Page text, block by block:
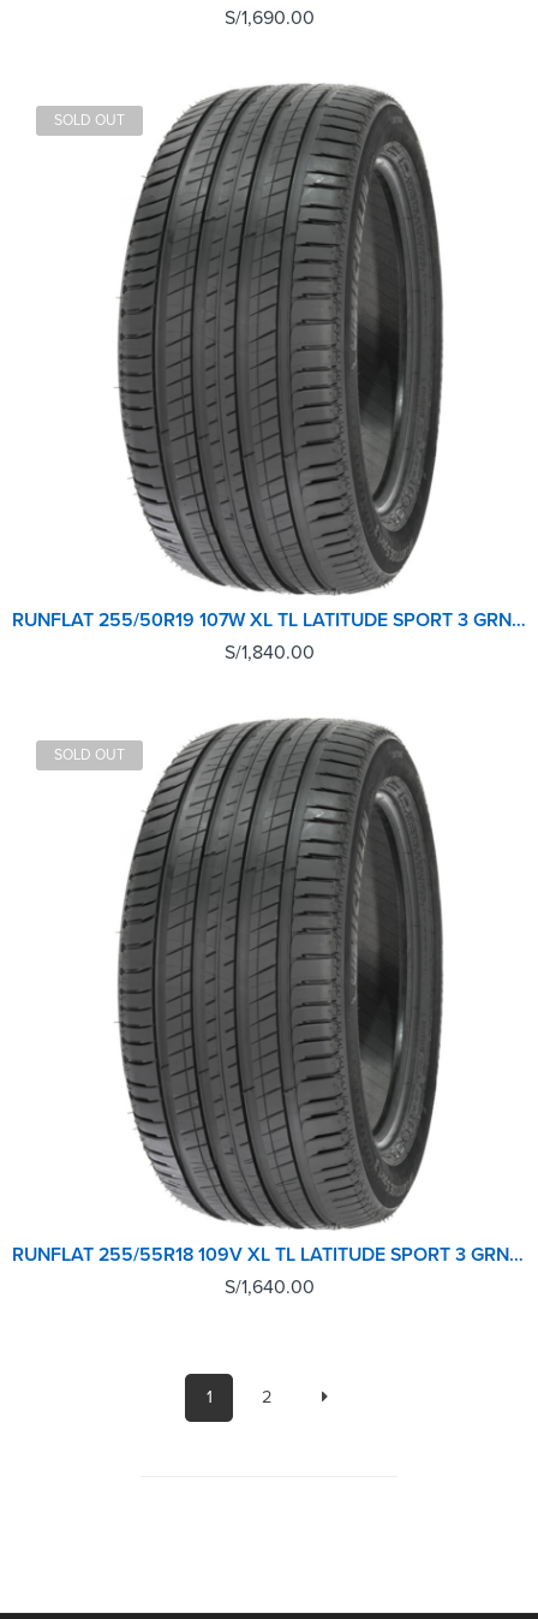
S/1,690.00
SOLD OUT
RUNFLAT 255/50R19 107W XL TL LATITUDE SPORT 3 GRNX MICHELIN
S/1,840.00
SOLD OUT
RUNFLAT 255/55R18 109V XL TL LATITUDE SPORT 3 GRNX MICHELIN
S/1,640.00
1 2